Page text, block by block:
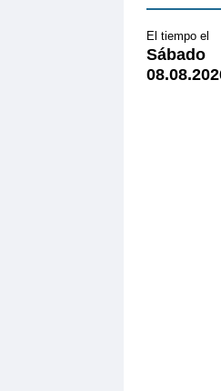
El tiempo el
Sábado